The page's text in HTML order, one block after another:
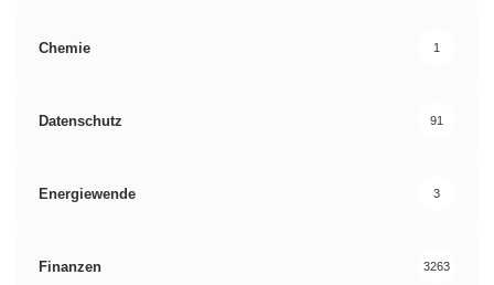
Chemie 1
Datenschutz 91
Energiewende 3
Finanzen 3263